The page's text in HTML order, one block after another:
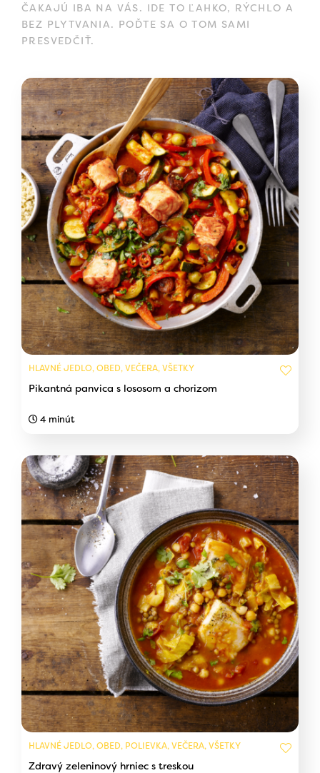
ČAKAJÚ IBA NA VÁS. IDE TO ĽAHKO, RÝCHLO A
BEZ PLYTVANIA. POĎTE SA O TOM SAMI
PRESVEDČIŤ.
HLAVNÉ JEDLO, OBED, VEČERA, VŠETKY
Pikantná panvica s lososom a chorizom
4 minút
HLAVNÉ JEDLO, OBED, POLIEVKA, VEČERA, VŠETKY
Zdravý zeleninový hrniec s treskou